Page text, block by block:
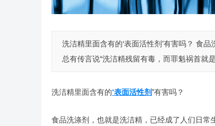
洗洁精里面含有的‘表面活性剂’有害吗？ 食
总有传言说“洗洁精残留有毒，而罪魁祸首就
洗洁精里面含有的‘表面活性剂 ’有害吗？
食品洗涤剂，也就是洗洁精，已经成了人们日常